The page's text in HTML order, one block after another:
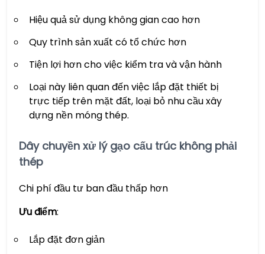
Hiệu quả sử dụng không gian cao hơn
Quy trình sản xuất có tổ chức hơn
Tiện lợi hơn cho việc kiểm tra và vận hành
Loại này liên quan đến việc lắp đặt thiết bị
trực tiếp trên mặt đất, loại bỏ nhu cầu xây
dựng nền móng thép.
Dây chuyền xử lý gạo cấu trúc không phải
thép
Chi phí đầu tư ban đầu thấp hơn
Ưu điểm:
Lắp đặt đơn giản